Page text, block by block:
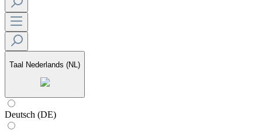
Taal Nederlands (NL)
Deutsch (DE)